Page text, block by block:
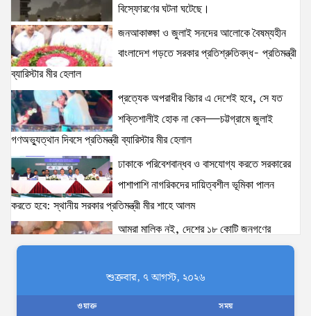
প্রধানমন্ত্রীর সঙ্গে মার্কিন বিশেষ দূতের বৈঠক: তারেক রহমানের
নেতৃত্ব ও বাংলাদেশের স্থিতিশীলতায় দৃঢ় আত্মবিশ্বাস
যুক্তরাষ্ট্রের: মাহ্দী আমিন
15 views
ঢাকাকে পরিবেশবান্ধব ও বাসযোগ্য করতে সরকারের পাশাপাশি
নাগরিকদের দায়িত্বশীল ভূমিকা পালন করতে হবে: স্থানীয় সরকার
প্রতিমন্ত্রী মীর শাহে আলম
15 views| posted on August 3, 2026
‘তরুণদের উৎসাহ দিলেন যুব ও ক্রীড়া প্রতিমন্ত্রী, এলজিআরডি
প্রতিমন্ত্রী, জনপ্রশাসন প্রতিমন্ত্রীসহ বগুড়ার সংসদ সদস্যরা’
14 views|posted on August 2, 2026
14 views|posted on August 6, 2026
বিস্ফোরণের ঘটনা ঘটেছে।
জনআকাঙ্ক্ষা ও জুলাই সনদের আলোকে বৈষম্যহীন
বাংলাদেশ গড়তে সরকার প্রতিশ্রুতিবদ্ধ- প্রতিমন্ত্রী
ব্যারিস্টার মীর হেলাল
প্রত্যেক অপরাধীর বিচার এ দেশেই হবে, সে যত
শক্তিশালীই হোক না কেন—চট্টগ্রামে জুলাই
গণঅভ্যুত্থান দিবসে প্রতিমন্ত্রী ব্যারিস্টার মীর হেলাল
ঢাকাকে পরিবেশবান্ধব ও বাসযোগ্য করতে সরকারের
পাশাপাশি নাগরিকদের দায়িত্বশীল ভূমিকা পালন
করতে হবে: স্থানীয় সরকার প্রতিমন্ত্রী মীর শাহে আলম
আমরা মালিক নই, দেশের ১৮ কোটি জনগণের
সেবক: ভূমি প্রতিমন্ত্রী ব্যারিস্টার মীর হেলাল
অহেতুক প্রকল্প নয়, পাহাড়িদের জীবনমান উন্নয়নে
বাস্তবভিত্তিক কার্যকর উদ্যোগ নেয়ার আহ্বান
শুক্রবার, ৭ আগস্ট, ২০২৬
ওয়াক্ত সময়